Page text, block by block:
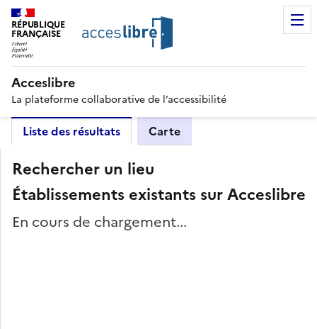
RÉPUBLIQUE
FRANÇAISE
Acceslibre
La plateforme collaborative de l’accessibilité
Liste des résultats Carte
Rechercher un lieu
Établissements existants sur Acceslibre
En cours de chargement...